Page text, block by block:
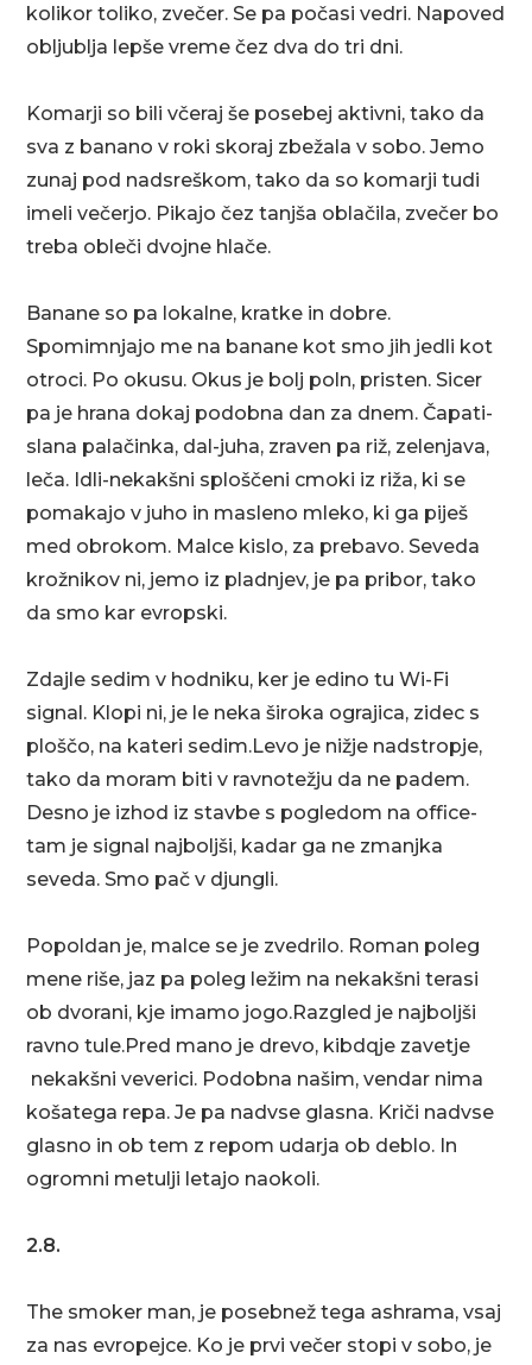
kolikor toliko, zvečer. Se pa počasi vedri. Napoved
obljublja lepše vreme čez dva do tri dni.
Komarji so bili včeraj še posebej aktivni, tako da
sva z banano v roki skoraj zbežala v sobo. Jemo
zunaj pod nadsreškom, tako da so komarji tudi
imeli večerjo. Pikajo čez tanjša oblačila, zvečer bo
treba obleči dvojne hlače.
Banane so pa lokalne, kratke in dobre.
Spomimnjajo me na banane kot smo jih jedli kot
otroci. Po okusu. Okus je bolj poln, pristen. Sicer
pa je hrana dokaj podobna dan za dnem. Čapati-
slana palačinka, dal-juha, zraven pa riž, zelenjava,
leča. Idli-nekakšni sploščeni cmoki iz riža, ki se
pomakajo v juho in masleno mleko, ki ga piješ
med obrokom. Malce kislo, za prebavo. Seveda
krožnikov ni, jemo iz pladnjev, je pa pribor, tako
da smo kar evropski.
Zdajle sedim v hodniku, ker je edino tu Wi-Fi
signal. Klopi ni, je le neka široka ograjica, zidec s
ploščo, na kateri sedim.Levo je nižje nadstropje,
tako da moram biti v ravnotežju da ne padem.
Desno je izhod iz stavbe s pogledom na office-
tam je signal najboljši, kadar ga ne zmanjka
seveda. Smo pač v djungli.
Popoldan je, malce se je zvedrilo. Roman poleg
mene riše, jaz pa poleg ležim na nekakšni terasi
ob dvorani, kje imamo jogo.Razgled je najboljši
ravno tule.Pred mano je drevo, kibdqje zavetje
nekakšni veverici. Podobna našim, vendar nima
košatega repa. Je pa nadvse glasna. Kriči nadvse
glasno in ob tem z repom udarja ob deblo. In
ogromni metulji letajo naokoli.
2.8.
The smoker man, je posebnež tega ashrama, vsaj
za nas evropejce. Ko je prvi večer stopi v sobo, je